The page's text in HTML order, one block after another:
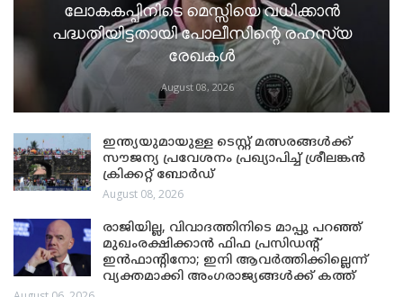
ലോകകപ്പിനിടെ മെസ്സിയെ വധിക്കാൻ
പദ്ധതിയിട്ടതായി പോലീസിന്റെ രഹസ്യ
രേഖകൾ
August 08, 2026
ഇന്ത്യയുമായുള്ള ടെസ്റ്റ് മത്സരങ്ങൾക്ക്
സൗജന്യ പ്രവേശനം പ്രഖ്യാപിച്ച് ശ്രീലങ്കൻ
ക്രിക്കറ്റ് ബോർഡ്
August 08, 2026
രാജിയില്ല, വിവാദത്തിനിടെ മാപ്പു പറഞ്ഞ്
മുഖംരക്ഷിക്കാൻ ഫിഫ പ്രസിഡന്റ്
ഇൻഫാന്റിനോ; ഇനി ആവർത്തിക്കില്ലെന്ന്
വ്യക്തമാക്കി അംഗരാജ്യങ്ങൾക്ക് കത്ത്